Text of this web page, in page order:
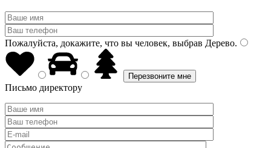
Пожалуйста, докажите, что вы человек, выбрав Дерево.
Письмо директору